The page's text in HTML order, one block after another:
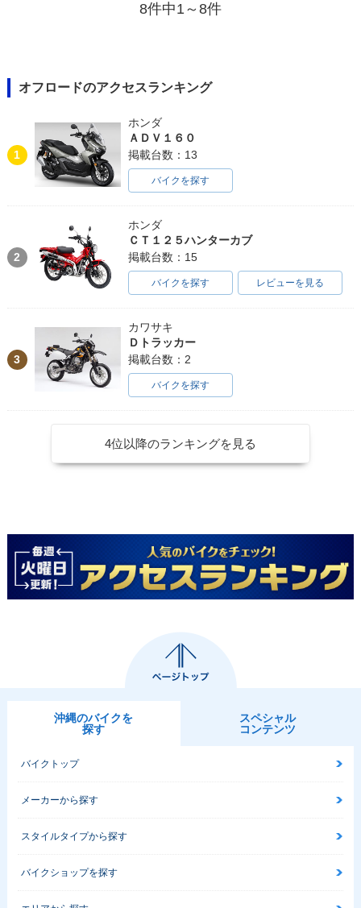
8件中1～8件
オフロードのアクセスランキング
1
ホンダ
ＡＤＶ１６０
掲載台数：13
バイクを探す
2
ホンダ
ＣＴ１２５ハンターカブ
掲載台数：15
バイクを探す レビューを見る
3
カワサキ
Ｄトラッカー
掲載台数：2
バイクを探す
4位以降のランキングを見る
沖縄のバイクを
探す
スペシャル
コンテンツ
バイクトップ
メーカーから探す
スタイルタイプから探す
バイクショップを探す